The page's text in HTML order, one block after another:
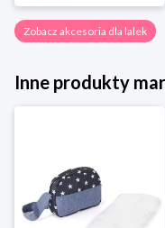
Zobacz akcesoria dla lalek
Inne produkty